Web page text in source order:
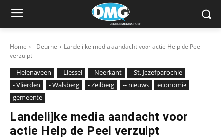
Home - Deurne
Landelijke media aandacht voor actie Help de Peel
verzuipt
- Helenaveen - Liessel - Neerkant
- St. Jozefparochie
- Vlierden
- Walsberg - Zeilberg -- nieuws
economie
gemeente
Landelijke media aandacht voor
actie Help de Peel verzuipt